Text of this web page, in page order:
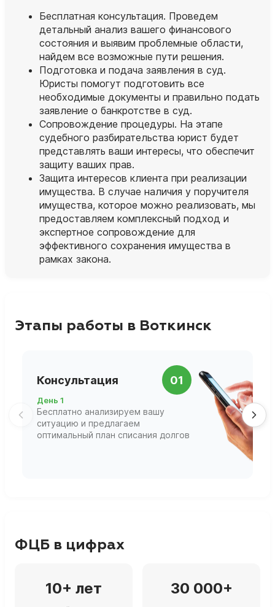
Бесплатная консультация. Проведем
детальный анализ вашего финансового
состояния и выявим проблемные области,
найдем все возможные пути решения.
Подготовка и подача заявления в суд.
Юристы помогут подготовить все
необходимые документы и правильно подать
заявление о банкротстве в суд.
Сопровождение процедуры. На этапе
судебного разбирательства юрист будет
представлять ваши интересы, что обеспечит
защиту ваших прав.
Защита интересов клиента при реализации
имущества. В случае наличия у поручителя
имущества, которое можно реализовать, мы
предоставляем комплексный подход и
экспертное сопровождение для
эффективного сохранения имущества в
рамках закона.
Этапы работы в Воткинск
Консультация 01
День 1
Бесплатно анализируем вашу
ситуацию и предлагаем
оптимальный план списания долгов
ФЦБ в цифрах
10+ лет 30 000+